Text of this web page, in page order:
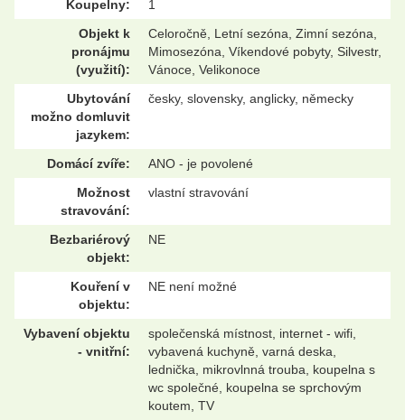
Koupelny:
1
Objekt k
pronájmu
(využití):
Celoročně, Letní sezóna, Zimní sezóna,
Mimosezóna, Víkendové pobyty, Silvestr,
Vánoce, Velikonoce
Ubytování
možno domluvit
jazykem:
česky, slovensky, anglicky, německy
Domácí zvíře:
ANO - je povolené
Možnost
stravování:
vlastní stravování
Bezbariérový
objekt:
NE
Kouření v
objektu:
NE není možné
Vybavení objektu
- vnitřní:
společenská místnost, internet - wifi,
vybavená kuchyně, varná deska,
lednička, mikrovlnná trouba, koupelna s
wc společné, koupelna se sprchovým
koutem, TV